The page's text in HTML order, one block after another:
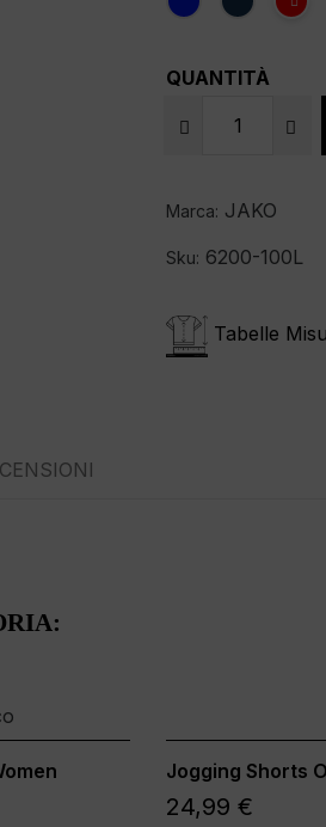
QUANTITÀ
Marca: JAKO
Sku: 6200-100L
Tabelle
Jogging Shorts
24,99 €